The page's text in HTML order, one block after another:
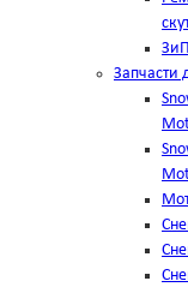
Запчасти